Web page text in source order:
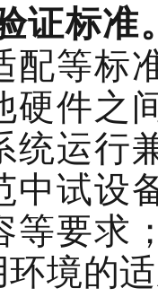
证标准
配等标
硬件之
统运行
中试设
等要求
境的